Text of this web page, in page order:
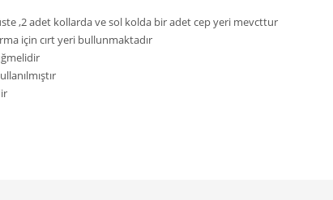
,2 adet kollarda ve sol kolda bir adet cep yeri mevcttur
için cırt yeri bullunmaktadır